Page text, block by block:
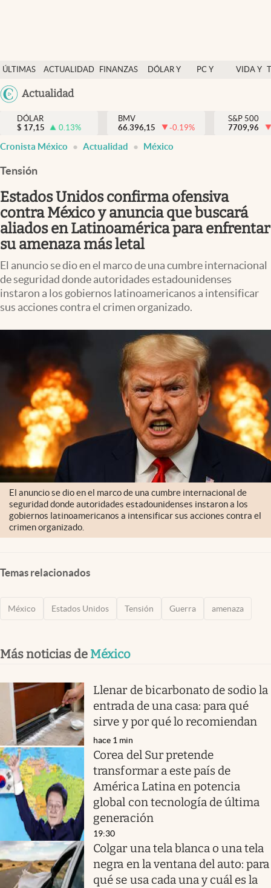
ÚLTIMAS
NOTICIAS
ACTUALIDAD
FINANZAS
DÓLAR Y
PC Y
VIDA Y
México
Actualidad
Actualidad
Finanzas y economía
Dólar y mercados
Pc y celular
Vida y estilo
Clima
Espiritualidad
DÓLAR
$ 17,15 0.13%
BMV
66.396,15
-0.19%
S&P 500
7709,96
Cronista México Actualidad México
Tensión
Estados Unidos confirma ofensiva
contra México y anuncia que buscará
aliados en Latinoamérica para enfrentar
su amenaza más letal
El anuncio se dio en el marco de una cumbre internacional
de seguridad donde autoridades estadounidenses
instaron a los gobiernos latinoamericanos a intensificar
sus acciones contra el crimen organizado.
El anuncio se dio en el marco de una cumbre internacional de
seguridad donde autoridades estadounidenses instaron a los
gobiernos latinoamericanos a intensificar sus acciones contra el
crimen organizado.
Temas relacionados
México Estados Unidos Tensión Guerra amenaza
Más noticias de México
Llenar de bicarbonato de sodio la
entrada de una casa: para qué
sirve y por qué lo recomiendan
hace 1 min
Corea del Sur pretende
transformar a este país de
América Latina en potencia
global con tecnología de última
generación
19:30
Colgar una tela blanca o una tela
negra en la ventana del auto: para
qué se usa cada una y cuál es la